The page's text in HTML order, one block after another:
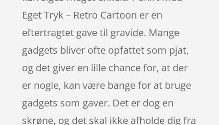
Eget Tryk – Retro Cartoon er en
eftertragtet gave til gravide. Mange
gadgets bliver ofte opfattet som pjat,
og det giver en lille chance for, at der
er nogle, kan være bange for at bruge
gadgets som gaver. Det er dog en
skrøne, og det skal ikke afholde dig fra